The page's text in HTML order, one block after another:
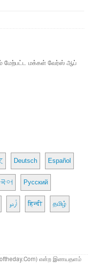
மேற்பட்ட மக்கள் வேர்ஸ் ஆப்
Deutsch Español
어 Русский
اُردو हिन्दी தமிழ்
என்ற இணயதளம்